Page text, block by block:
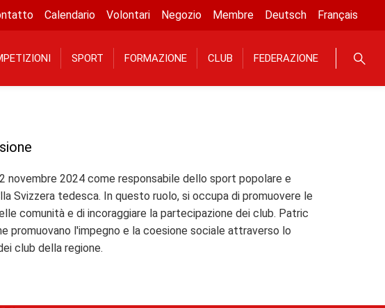
Calendario Volontari Negozio Membre Deutsch Français
SPORT FORMAZIONE CLUB FEDERAZIONE
2024 come responsabile dello sport popolare e
Svizzera tedesca. In questo ruolo, si occupa di promuovere le
comunità e di incoraggiare la partecipazione dei club. Patric
promuovano l'impegno e la coesione sociale attraverso lo
club della regione.